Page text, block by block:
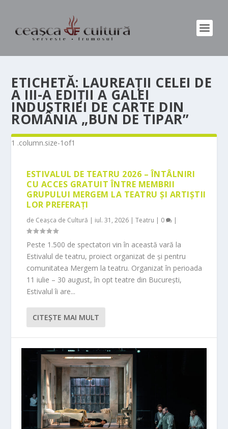
ETICHETĂ: LAUREAŢII CELEI DE
A III-A EDIȚII A GALEI
INDUSTRIEI DE CARTE DIN
ROMÂNIA „BUN DE TIPAR”
ESTIVALUL DE TEATRU 2026 – ÎNTÂLNIRI
CU ACCES GRATUIT ÎNTRE MEMBRII
GRUPULUI MERGEM LA TEATRU ȘI ARTIȘTII
LOR PREFERAȚI
de Ceașca de Cultură | iul. 31, 2026 |Teatru | 0 |
Peste 1.500 de spectatori vin în această vară la
Estivalul de teatru, proiect organizat de și pentru
comunitatea Mergem la teatru. Organizat în perioada
11 iulie – 30 august, în opt teatre din București,
Estivalul îi are...
CITEŞTE MAI MULT